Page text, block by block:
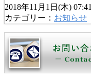
2018年11月1日(木) 07:41
カテゴリー： お知らせ